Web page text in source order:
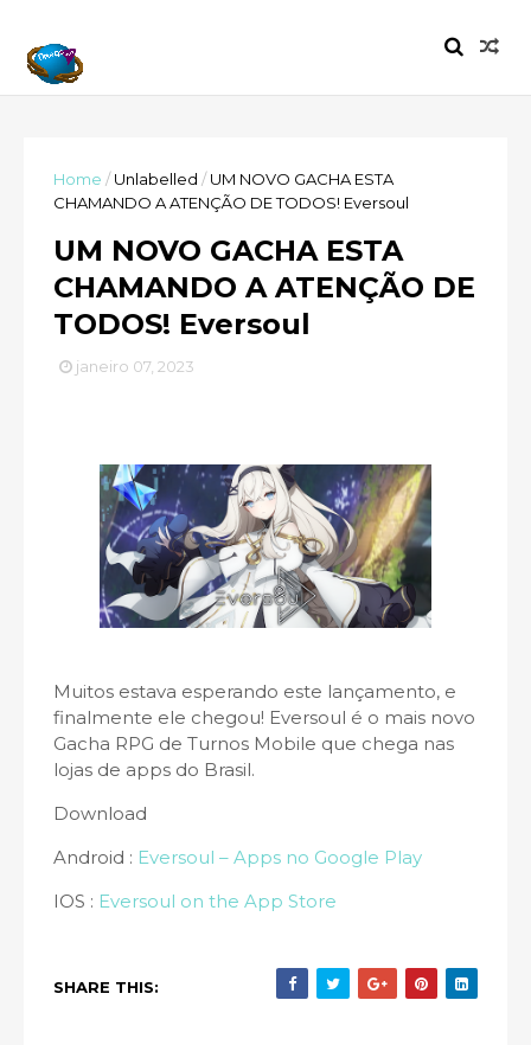
Home /Unlabelled / UM NOVO GACHA ESTA
CHAMANDO A ATENÇÃO DE TODOS! Eversoul
UM NOVO GACHA ESTA
CHAMANDO A ATENÇÃO DE
TODOS! Eversoul
janeiro 07, 2023
Muitos estava esperando este lançamento, e
finalmente ele chegou! Eversoul é o mais novo
Gacha RPG de Turnos Mobile que chega nas
lojas de apps do Brasil.
Download
Android : Eversoul – Apps no Google Play
IOS : Eversoul on the App Store
SHARE THIS: